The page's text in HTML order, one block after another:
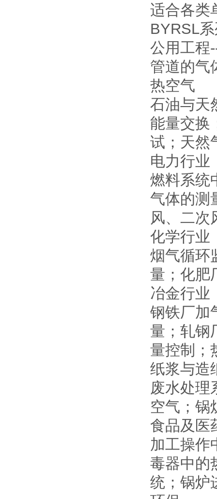
适合各类
BYRSL
公用工程
管道的气
热空气
石油与天
能量交换
试；天然
电力行业
燃料系统
气体的测
风、二次
化学行业
烟气循环
量；化肥
冶金行业
钢铁厂加
量；轧钢
量控制；
纸浆与造
废水处理
空气；锅
食品及医
加工操作
毒器中的
统；锅炉